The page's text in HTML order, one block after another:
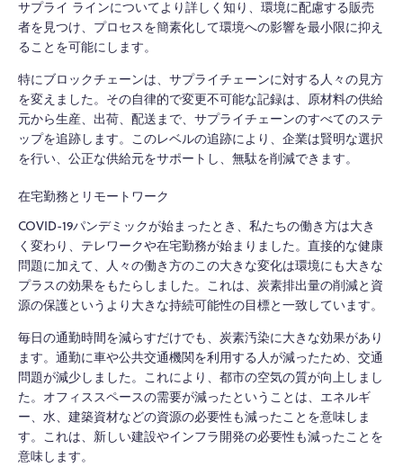
サプライ ラインについてより詳しく知り、環境に配慮する販売
者を見つけ、プロセスを簡素化して環境への影響を最小限に抑え
ることを可能にします。
特にブロックチェーンは、サプライチェーンに対する人々の見方
を変えました。その自律的で変更不可能な記録は、原材料の供給
元から生産、出荷、配送まで、サプライチェーンのすべてのステ
ップを追跡します。このレベルの追跡により、企業は賢明な選択
を行い、公正な供給元をサポートし、無駄を削減できます。
在宅勤務とリモートワーク
COVID-19パンデミックが始まったとき、私たちの働き方は大き
く変わり、テレワークや在宅勤務が始まりました。直接的な健康
問題に加えて、人々の働き方のこの大きな変化は環境にも大きな
プラスの効果をもたらしました。これは、炭素排出量の削減と資
源の保護というより大きな持続可能性の目標と一致しています。
毎日の通勤時間を減らすだけでも、炭素汚染に大きな効果があり
ます。通勤に車や公共交通機関を利用する人が減ったため、交通
問題が減少しました。これにより、都市の空気の質が向上しまし
た。オフィススペースの需要が減ったということは、エネルギ
ー、水、建築資材などの資源の必要性も減ったことを意味しま
す。これは、新しい建設やインフラ開発の必要性も減ったことを
意味します。